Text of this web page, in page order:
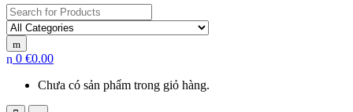
Search
for:
0 €0.00
Chưa có sản phẩm trong giỏ hàng.